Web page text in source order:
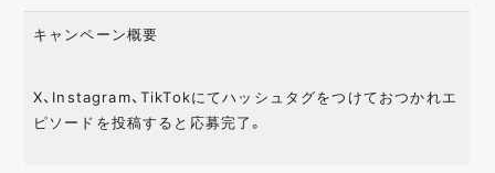
キャンペーン概要
X、Instagram、TikTokにてハッシュタグをつけておつかれエ
ピソードを投稿すると応募完了。